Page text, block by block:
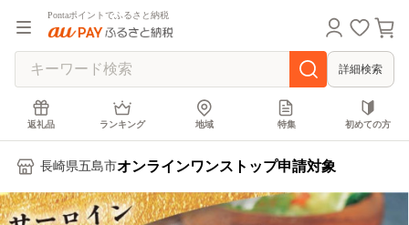
Pontaポイントでふるさと納税
詳細検索
返礼品 ランキング 地域 特集 初めての方
長崎県五島市オンラインワンストップ申請対象